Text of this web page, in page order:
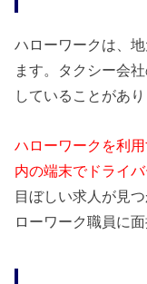
ハローワークは、
ます。タクシー会
していることがあり
ハローワークを利
内の端末でドライ
目ぼしい求人が見
ローワーク職員に